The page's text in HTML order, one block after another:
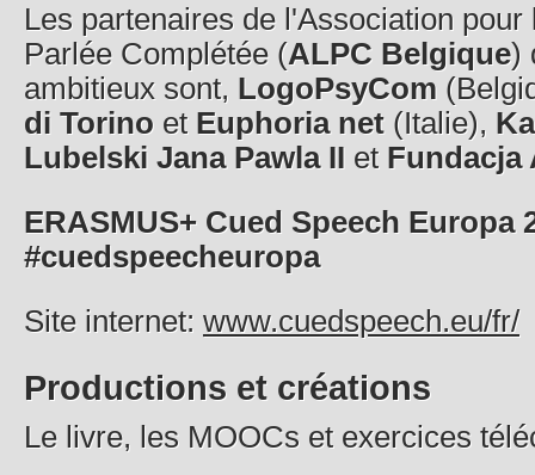
Les partenaires de l'Association
Parlée Complétée (ALPC Belgique)
ambitieux sont, LogoPsyCom
di Torino et Euphoria net (Italie),
Lubelski Jana Pawla II et Fundacja
ERASMUS+ Cued Speech Europa
#cuedspeecheuropa
Site internet: www.cuedspeech.eu/fr/
Productions et créations
Le livre, les MOOCs et exercices